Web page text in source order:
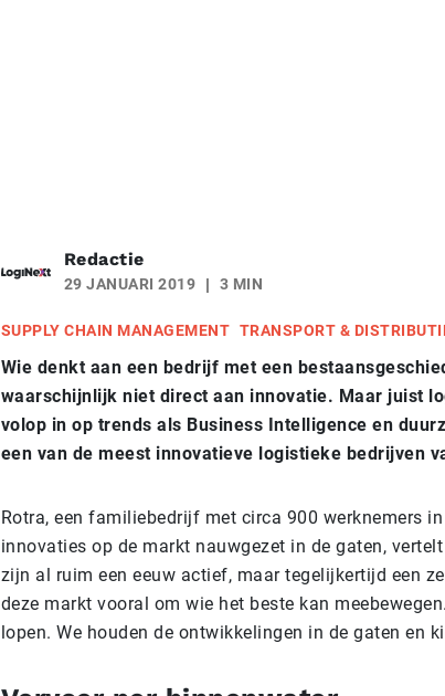
Redactie
29 JANUARI 2019 3 MIN
SUPPLY CHAIN MANAGEMENT TRANSPORT &
Wie denkt aan een bedrijf met een
waarschijnlijk niet direct aan innovatie. Maar juist
volop in op trends als Business Intelligence en
een van de meest innovatieve logistieke bedrijven
Rotra, een familiebedrijf met circa 900 werknemers
innovaties op de markt nauwgezet in de gaten,
zijn al ruim een eeuw actief, maar tegelijkertijd een
deze markt vooral om wie het beste kan
lopen. We houden de ontwikkelingen in de gaten en